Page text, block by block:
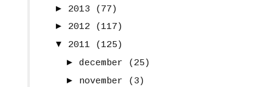
► 2013
(77)
► 2012
(117)
▼
2011
(125)
► december
(25)
► november
(3)